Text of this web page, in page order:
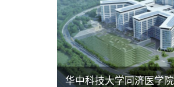
华中科技大学同济医学